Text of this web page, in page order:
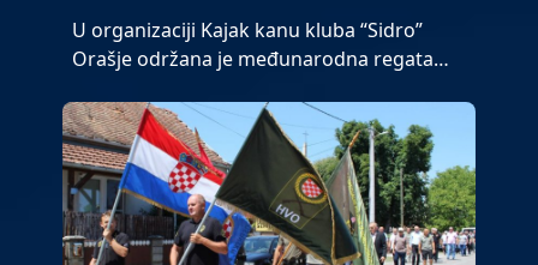
U organizaciji Kajak kanu kluba “Sidro”
Orašje održana je međunarodna regata…